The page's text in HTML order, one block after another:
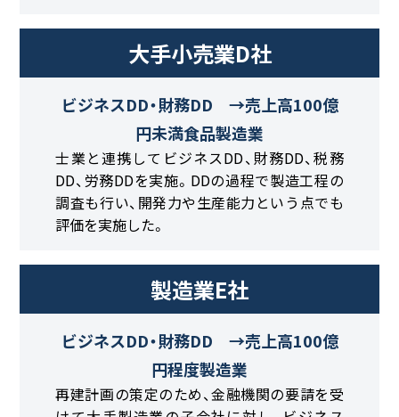
大手小売業D社
ビジネスDD・財務DD →売上高100億
円未満食品製造業
士業と連携してビジネスDD、財務DD、税務
DD、労務DDを実施。DDの過程で製造工程の
調査も行い、開発力や生産能力という点でも
評価を実施した。
製造業E社
ビジネスDD・財務DD →売上高100億
円程度製造業
再建計画の策定のため、金融機関の要請を受